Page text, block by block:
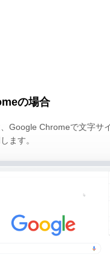
の場合
Google Chromeで文字サ
ます。